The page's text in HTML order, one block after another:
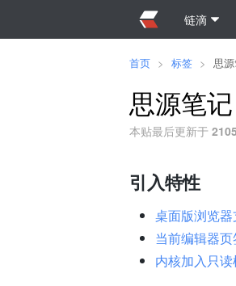
链滴
首页 > 标签 > 思
思源笔
本贴最后更新于 2105
引入特性
桌面版浏览
当前编辑器
内核加入只